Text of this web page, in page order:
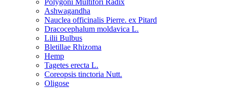
Polygoni Multifori Radix
Ashwagandha
Nauclea officinalis Pierre. ex Pitard
Dracocephalum moldavica L.
Lilii Bulbus
Bletillae Rhizoma
Hemp
Tagetes erecta L.
Coreopsis tinctoria Nutt.
Oligose